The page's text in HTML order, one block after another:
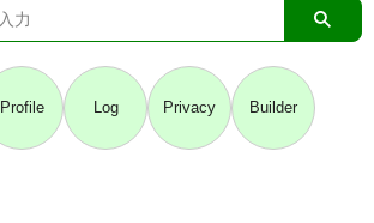
Profile Log Privacy Builder